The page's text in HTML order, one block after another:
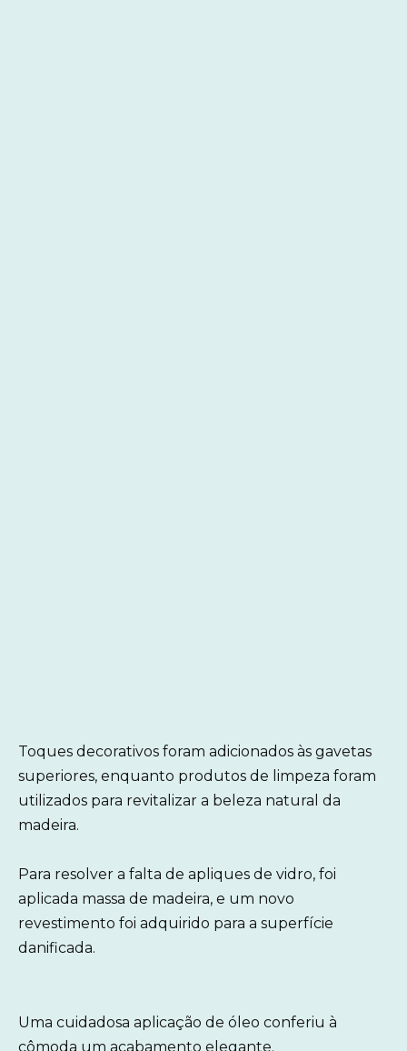
Toques decorativos foram adicionados às gavetas
superiores, enquanto produtos de limpeza foram
utilizados para revitalizar a beleza natural da
madeira.
Para resolver a falta de apliques de vidro, foi
aplicada massa de madeira, e um novo
revestimento foi adquirido para a superfície
danificada.
Uma cuidadosa aplicação de óleo conferiu à
cômoda um acabamento elegante.